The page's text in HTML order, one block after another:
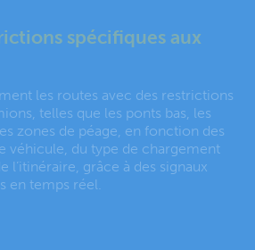
spécifiques aux
les routes avec des restrictions
telles que les ponts bas, les
zones de péage, en fonction des
véhicule, du type de chargement
l’itinéraire, grâce à des signaux
en temps réel.